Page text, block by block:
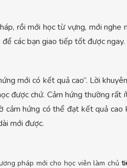
rồi mới học từ vựng, mới nghe
các bạn giao tiếp tốt được ngay.
mới có kết quả cao”. Lời
được chứ. Cảm hứng thường rất
cảm hứng có thể đạt kết quả
mới được.
pháp mới cho học viên làm chủ